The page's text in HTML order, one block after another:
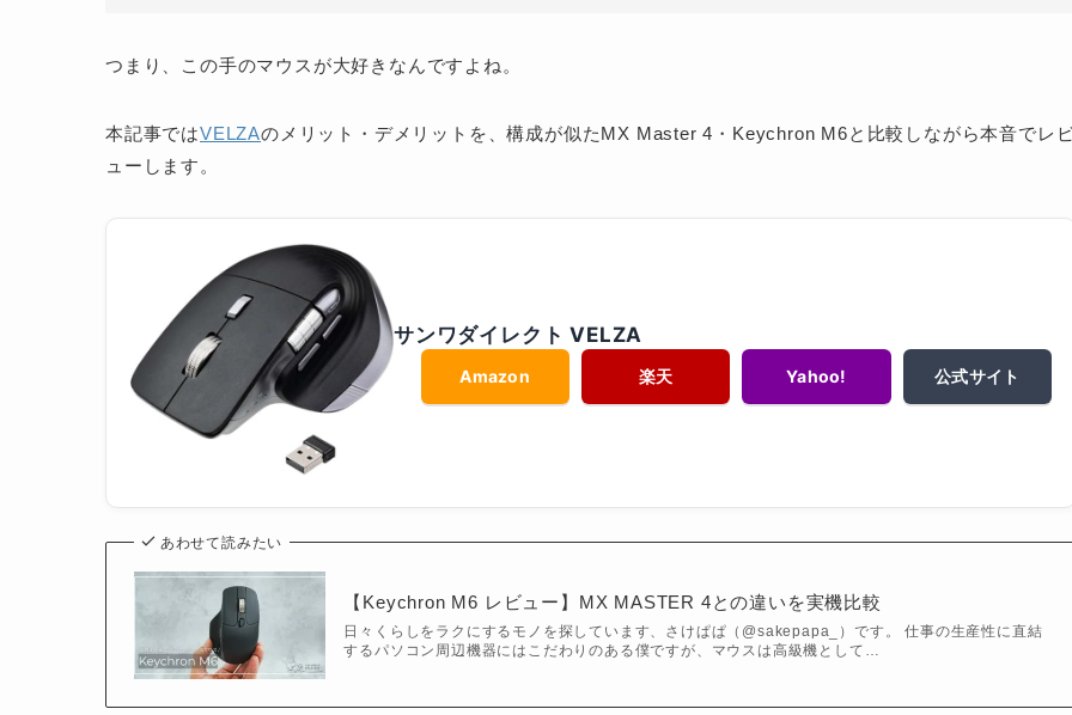
つまり、この手のマウスが大好きなんですよね。
本記事ではVELZAのメリット・デメリットを、構成が似たMX Master 4・Keychron M6と比較しながら本音でレ
ューします。
サンワダイレクト VELZA
Amazon 楽天 Yahoo! 公式サイト
あわせて読みたい
【Keychron M6 レビュー】MX MASTER 4との違いを実機比較
日々くらしをラクにするモノを探しています、さけぱぱ（@sakepapa_）です。 仕事の生産性に直結
するパソコン周辺機器にはこだわりのある僕ですが、マウスは高級機として…